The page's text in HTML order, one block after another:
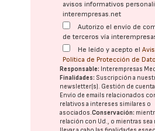
avisos informativos
interempresas.net
Autorizo el envío de
de terceros vía
He leído y acepto el
Política de Protección de
Responsable: Interempresas
Finalidades: Suscripción a
newsletter(s). Gestión de cuenta
Envío de emails relacionados
relativos a intereses similares o
asociados.Conservación:
relación con Ud., o mientras sea